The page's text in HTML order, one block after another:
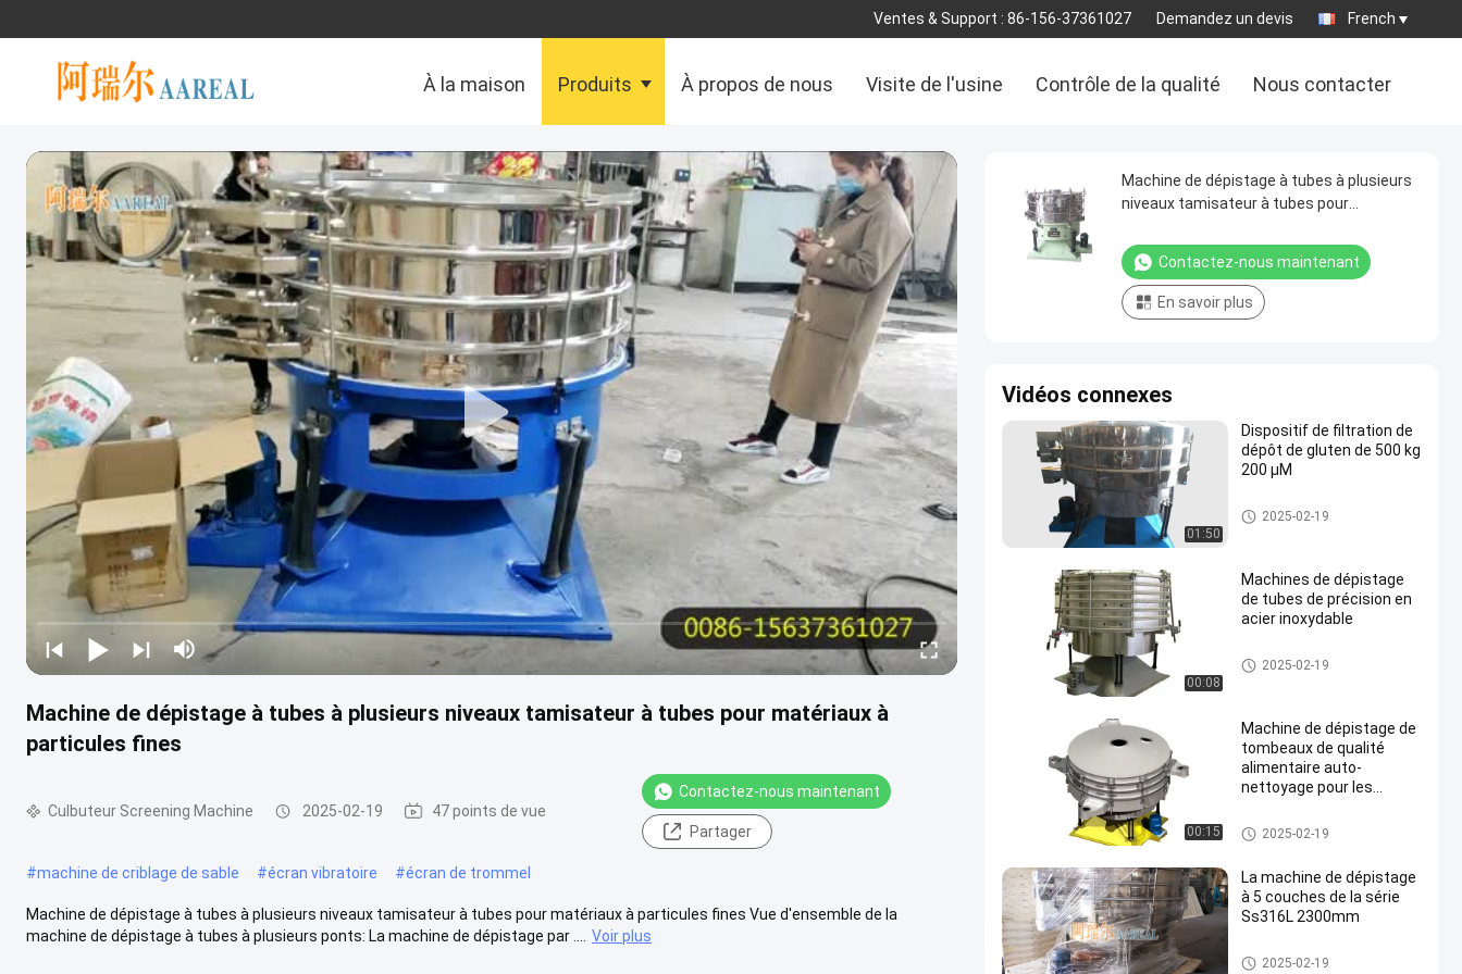
Ventes & Support : 86-156-37361027 Demandez un devis French
À la maison Produits À propos de nous Visite de l'usine Contrôle de la qualité Nous contacter
Machine de dépistage à tubes à plusieurs niveaux tamisateur à tubes pour matériaux à
particules fines
Culbuteur Screening Machine 2025-02-19 47 points de vue
Contactez-nous maintenant
Partager
#machine de criblage de sable #écran vibratoire #écran de trommel
Machine de dépistage à tubes à plusieurs niveaux tamisateur à tubes pour matériaux à particules fines Vue d'ensemble de la
machine de dépistage à tubes à plusieurs ponts: La machine de dépistage par ....
Voir plus
Machine de dépistage à tubes à plusieurs
niveaux tamisateur à tubes pour
Contactez-nous maintenant
En savoir plus
Vidéos connexes
01:50
Dispositif de filtration de
dépôt de gluten de 500 kg
200 μM
Culbuteur Screening Machine
2025-02-19
00:08
Machines de dépistage
de tubes de précision en
acier inoxydable
Culbuteur Screening Machine
2025-02-19
00:15
Machine de dépistage de
tombeaux de qualité
alimentaire auto-
nettoyage pour les
instantanée
Culbuteur Screening Machine
2025-02-19
La machine de dépistage
à 5 couches de la série
Ss316L 2300mm
Culbuteur Screening Machine
2025-02-19